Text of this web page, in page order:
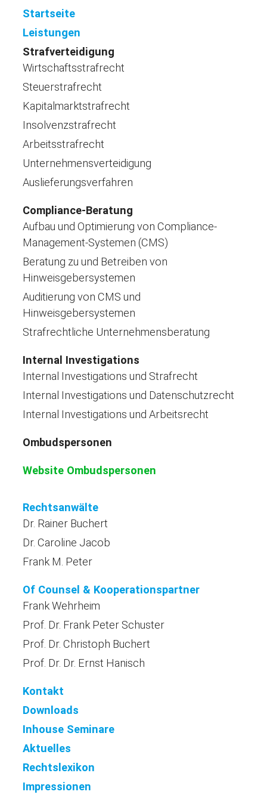
Startseite
Leistungen
Strafverteidigung
Wirtschaftsstrafrecht
Steuerstrafrecht
Kapitalmarktstrafrecht
Insolvenzstrafrecht
Arbeitsstrafrecht
Unternehmensverteidigung
Auslieferungsverfahren
Compliance-Beratung
Aufbau und Optimierung von Compliance-
Management-Systemen (CMS)
Beratung zu und Betreiben von
Hinweisgebersystemen
Auditierung von CMS und
Hinweisgebersystemen
Strafrechtliche Unternehmensberatung
Internal Investigations
Internal Investigations und Strafrecht
Internal Investigations und Datenschutzrecht
Internal Investigations und Arbeitsrecht
Ombudspersonen
Website Ombudspersonen
Rechtsanwälte
Dr. Rainer Buchert
Dr. Caroline Jacob
Frank M. Peter
Of Counsel & Kooperationspartner
Frank Wehrheim
Prof. Dr. Frank Peter Schuster
Prof. Dr. Christoph Buchert
Prof. Dr. Dr. Ernst Hanisch
Kontakt
Downloads
Inhouse Seminare
Aktuelles
Rechtslexikon
Impressionen